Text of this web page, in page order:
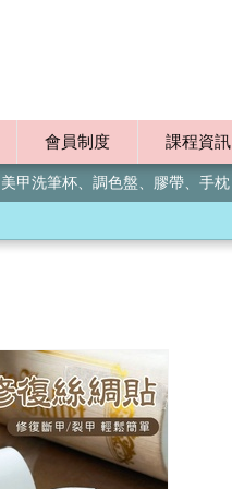
會員制度 課程資訊
甲洗筆杯、調色盤、膠帶、手枕